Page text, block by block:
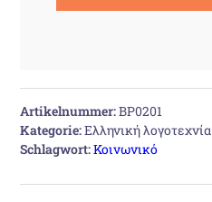
Artikelnummer:BP0201
Kategorie:Ελληνική λογοτεχνία
Schlagwort:Κοινωνικό